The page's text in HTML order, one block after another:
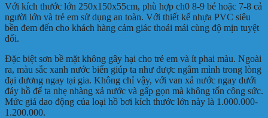
Với kích thước lớn 250x150x55cm, phù hợp ch0 8-9 bé hoặc 7-8 cả
người lớn và trẻ em sử dụng an toàn. Với thiết kế nhựa PVC siêu
bền đem đến cho khách hàng cảm giác thoải mái cùng độ mịn tuyệt
đối.
Đặc biệt sơn bề mặt không gây hại cho trẻ em và ít phai màu. Ngoài
ra, màu sắc xanh nước biển giúp ta như được ngâm mình trong lòng
đại dương ngay tại gia. Không chỉ vậy, với van xả nước ngay dưới
đáy hồ để ta nhẹ nhàng xả nước và gấp gọn mà không tốn công sức.
Mức giá dao động của loại hồ bơi kích thước lớn này là 1.000.000-
1.200.000.